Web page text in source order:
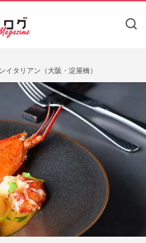
タリアン（大阪・淀屋橋）